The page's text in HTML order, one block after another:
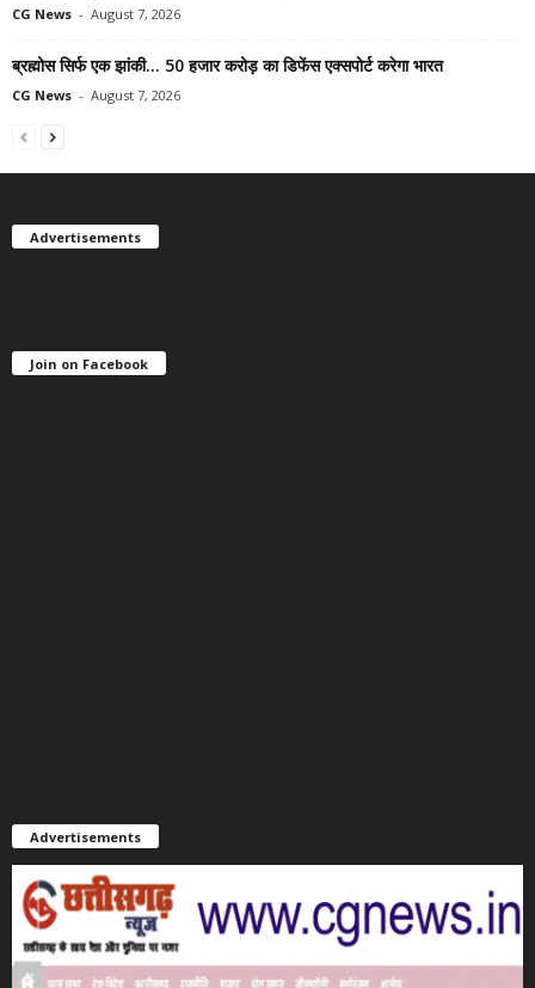
CG News - August 7, 2026
ब्रह्मोस सिर्फ एक झांकी… 50 हजार करोड़ का डिफेंस एक्सपोर्ट करेगा भारत
CG News - August 7, 2026
Advertisements
Join on Facebook
Advertisements